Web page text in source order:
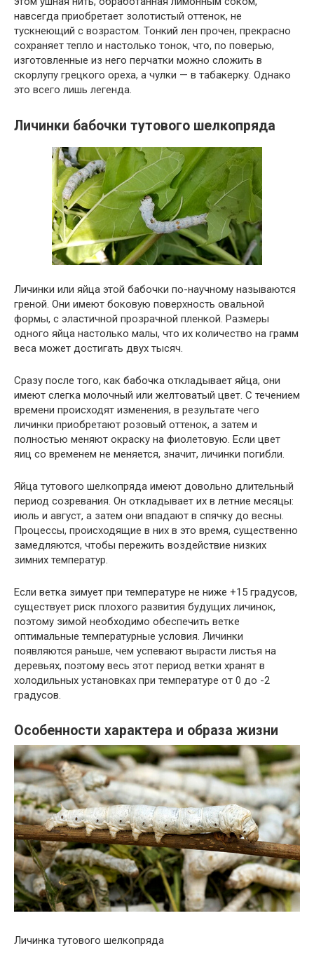
навсегда приобретает золотистый оттенок, не
тускнеющий с возрастом. Тонкий лен прочен, прекрасно
сохраняет тепло и настолько тонок, что, по поверью,
изготовленные из него перчатки можно сложить в
скорлупу грецкого ореха, а чулки — в табакерку. Однако
это всего лишь легенда.
Личинки бабочки тутового шелкопряда
Личинки или яйца этой бабочки по-научному называются
греной. Они имеют боковую поверхность овальной
формы, с эластичной прозрачной пленкой. Размеры
одного яйца настолько малы, что их количество на грамм
веса может достигать двух тысяч.
Сразу после того, как бабочка откладывает яйца, они
имеют слегка молочный или желтоватый цвет. С течением
времени происходят изменения, в результате чего
личинки приобретают розовый оттенок, а затем и
полностью меняют окраску на фиолетовую. Если цвет
яиц со временем не меняется, значит, личинки погибли.
Яйца тутового шелкопряда имеют довольно длительный
период созревания. Он откладывает их в летние месяцы:
июль и август, а затем они впадают в спячку до весны.
Процессы, происходящие в них в это время, существенно
замедляются, чтобы пережить воздействие низких
зимних температур.
Если ветка зимует при температуре не ниже +15 градусов,
существует риск плохого развития будущих личинок,
поэтому зимой необходимо обеспечить ветке
оптимальные температурные условия. Личинки
появляются раньше, чем успевают вырасти листья на
деревьях, поэтому весь этот период ветки хранят в
холодильных установках при температуре от 0 до -2
градусов.
Особенности характера и образа жизни
Личинка тутового шелкопряда